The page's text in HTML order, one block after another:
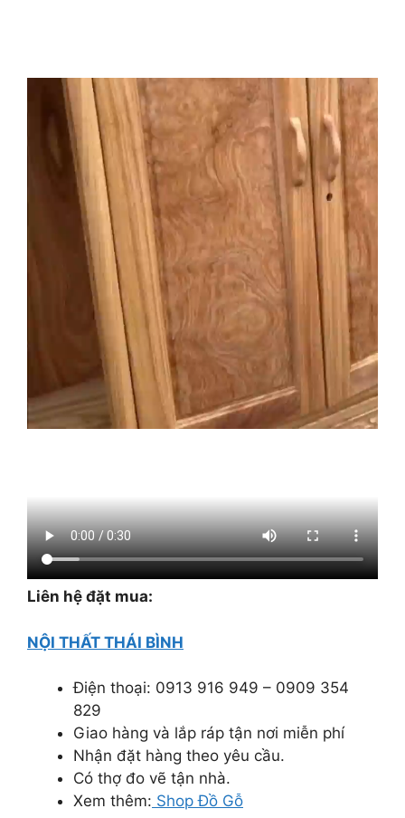
Liên hệ đặt mua:
NỘI THẤT THÁI BÌNH
Điện thoại: 0913 916 949 – 0909 354
829
Giao hàng và lắp ráp tận nơi miễn phí
Nhận đặt hàng theo yêu cầu.
Có thợ đo vẽ tận nhà.
Xem thêm: Shop Đồ Gỗ